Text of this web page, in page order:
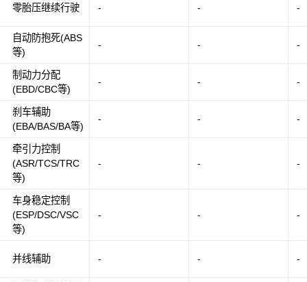
零胎压继续行驶
自动防抱死(ABS
等)
制动力分配
(EBD/CBC等)
刹车辅助
(EBA/BAS/BA等)
牵引力控制
(ASR/TCS/TRC
等)
车身稳定控制
(ESP/DSC/VSC
等)
并线辅助
- - -
- - -
- - -
- - -
- - -
- - -
- - -